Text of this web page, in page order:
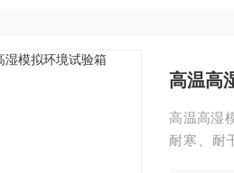
高温高
高温高湿
耐寒、耐